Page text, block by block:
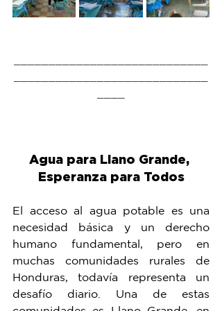
Agua para Llano Grande,
Esperanza para Todos
El acceso al agua potable es una
necesidad básica y un derecho
humano fundamental, pero en
muchas comunidades rurales de
Honduras, todavía representa un
desafío diario. Una de estas